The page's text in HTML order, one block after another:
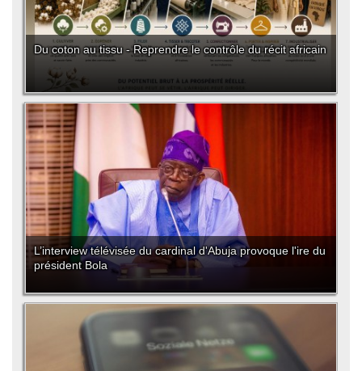
Du coton au tissu - Reprendre le contrôle du récit africain
L’interview télévisée du cardinal d'Abuja provoque l'ire du
président Bola